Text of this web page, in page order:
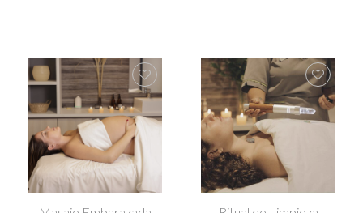
Agregar
a la lista
de
deseos
Agregar